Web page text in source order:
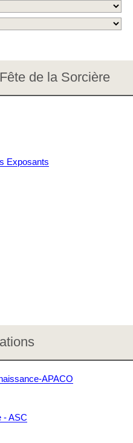
de la Sorcière
Exposants
APACO
- ASC